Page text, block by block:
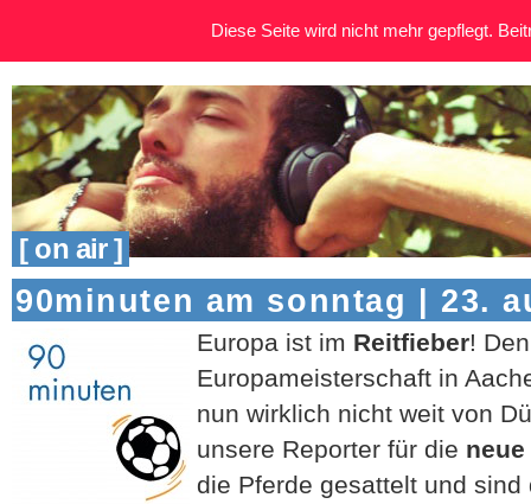
[ on air ]
90minuten am sonntag | 23.
Europa ist im Reitfieber!
Europameisterschaft in
nun wirklich nicht weit von
unsere Reporter für die
die Pferde gesattelt und
Diese Seite wird nicht mehr gepflegt.